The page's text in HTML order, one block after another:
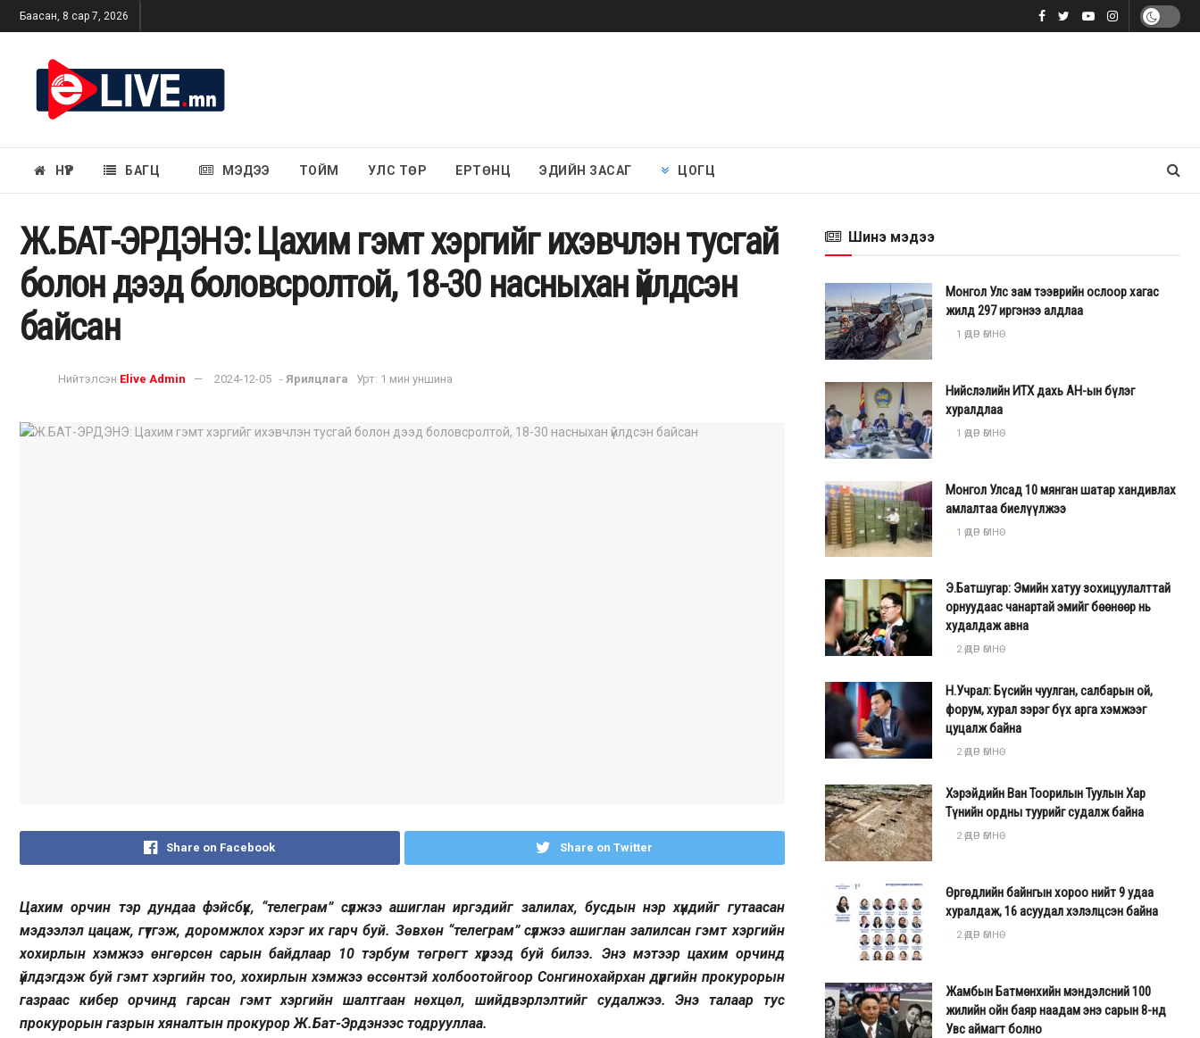
Баасан, 8 сар 7, 2026
НҮҮР БАГЦ МЭДЭЭ ТОЙМ УЛС ТӨР ЕРТӨНЦ ЭДИЙН ЗАСАГ ЦОГЦ
Ж.БАТ-ЭРДЭНЭ: Цахим гэмт хэргийг ихэвчлэн тусгай
болон дээд боловсролтой, 18-30 насныхан үйлдсэн
байсан
Нийтэлсэн Elive Admin 2024-12-05 - Ярилцлага Урт: 1 мин уншина
Share on Facebook Share on Twitter
Цахим орчин тэр дундаа фэйсбүүк, “телеграм” сүлжээ ашиглан иргэдийг залилах, бусдын нэр хүндийг гутаасан
мэдээлэл цацаж, гүтгэж, доромжлох хэрэг их гарч буй. Зөвхөн “телеграм” сүлжээ ашиглан залилсан гэмт хэргийн
хохирлын хэмжээ өнгөрсөн сарын байдлаар 10 тэрбум төгрөгт хүрээд буй билээ. Энэ мэтээр цахим орчинд
үйлдэгдэж буй гэмт хэргийн тоо, хохирлын хэмжээ өссөнтэй холбоотойгоор Сонгинохайрхан дүүргийн прокурорын
газраас кибер орчинд гарсан гэмт хэргийн шалтгаан нөхцөл, шийдвэрлэлтийг судалжээ. Энэ талаар тус
прокурорын газрын хяналтын прокурор Ж.Бат-Эрдэнээс тодрууллаа.
Шинэ мэдээ
Монгол Улс зам тээврийн ослоор хагас
жилд 297 иргэнээ алдлаа
1 ӨДӨР ӨМНӨ
Нийслэлийн ИТХ дахь АН-ын бүлэг
хуралдлаа
1 ӨДӨР ӨМНӨ
Монгол Улсад 10 мянган шатар хандивлах
амлалтаа биелүүлжээ
1 ӨДӨР ӨМНӨ
Э.Батшугар: Эмийн хатуу зохицуулалттай
орнуудаас чанартай эмийг бөөнөөр нь
худалдаж авна
2 ӨДӨР ӨМНӨ
Н.Учрал: Бүсийн чуулган, салбарын ой,
форум, хурал зэрэг бүх арга хэмжээг
цуцалж байна
2 ӨДӨР ӨМНӨ
Хэрэйдийн Ван Тоорилын Туулын Хар
Түнийн ордны туурийг судалж байна
2 ӨДӨР ӨМНӨ
Өргөдлийн байнгын хороо нийт 9 удаа
хуралдаж, 16 асуудал хэлэлцсэн байна
2 ӨДӨР ӨМНӨ
Жамбын Батмөнхийн мэндэлсний 100
жилийн ойн баяр наадам энэ сарын 8-нд
Увс аймагт болно